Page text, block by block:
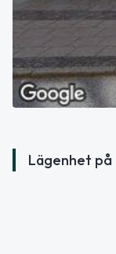
Lägenhet